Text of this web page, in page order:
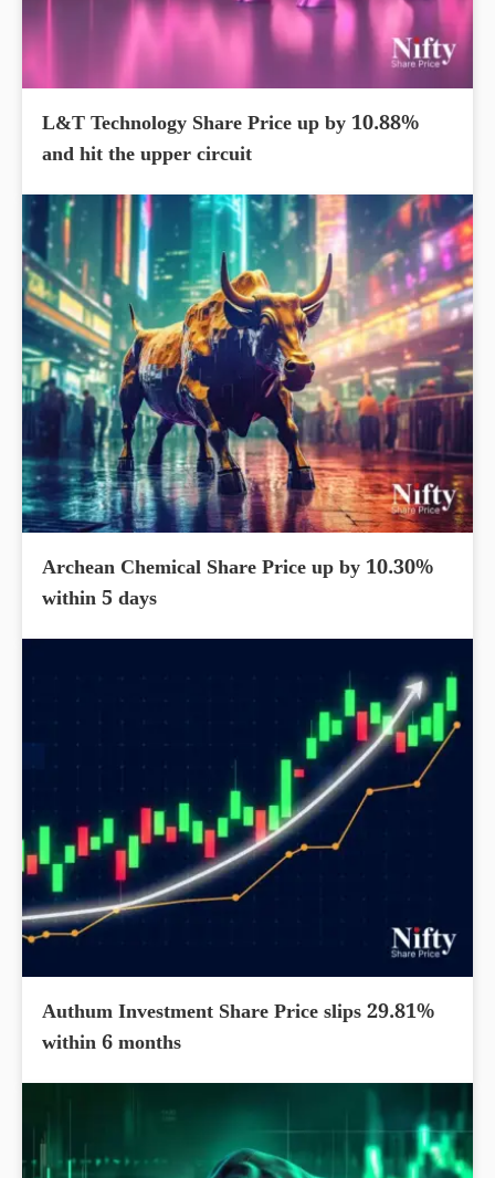
L&T Technology Share Price up by 10.88%
and hit the upper circuit
Archean Chemical Share Price up by 10.30%
within 5 days
Authum Investment Share Price slips 29.81%
within 6 months